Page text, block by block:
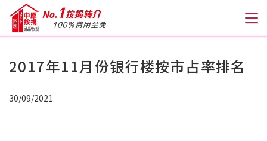
关于我们
2017年11月份银行楼按市占率排名
30/09/2021